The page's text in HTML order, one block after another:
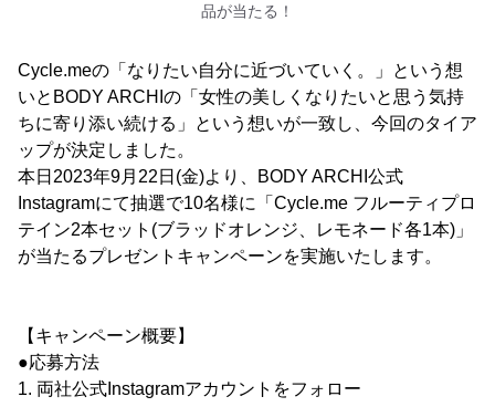
品が当たる！
Cycle.meの「なりたい自分に近づいていく。」という想
いとBODY ARCHIの「女性の美しくなりたいと思う気持
ちに寄り添い続ける」という想いが一致し、今回のタイア
ップが決定しました。
本日2023年9月22日(金)より、BODY ARCHI公式
Instagramにて抽選で10名様に「Cycle.me フルーティプロ
テイン2本セット(ブラッドオレンジ、レモネード各1本)」
が当たるプレゼントキャンペーンを実施いたします。
【キャンペーン概要】
●応募方法
1. 両社公式Instagramアカウントをフォロー